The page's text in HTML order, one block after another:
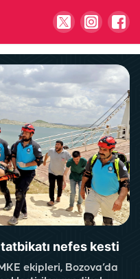
tatbikatı nefes kesti
ekipleri, Bozova’da
155 doları Bakan